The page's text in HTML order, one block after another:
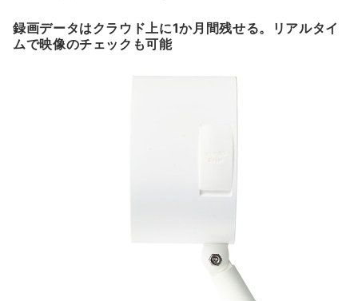
録画データはクラウド上に1か月間残せる。リアルタイ
ムで映像のチェックも可能